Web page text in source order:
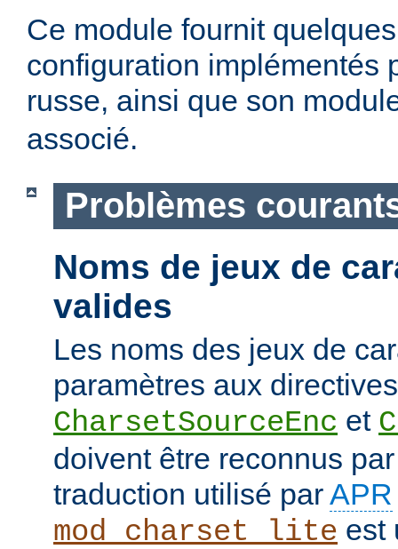
Ce module fournit
configuration implémentés
russe, ainsi que son
associé.
Problèmes
Noms de jeux de
valides
Les noms des jeux de
paramètres aux directives
CharsetSourceEnc et
doivent être reconnus
traduction utilisé parAPR
mod_charset_lite est